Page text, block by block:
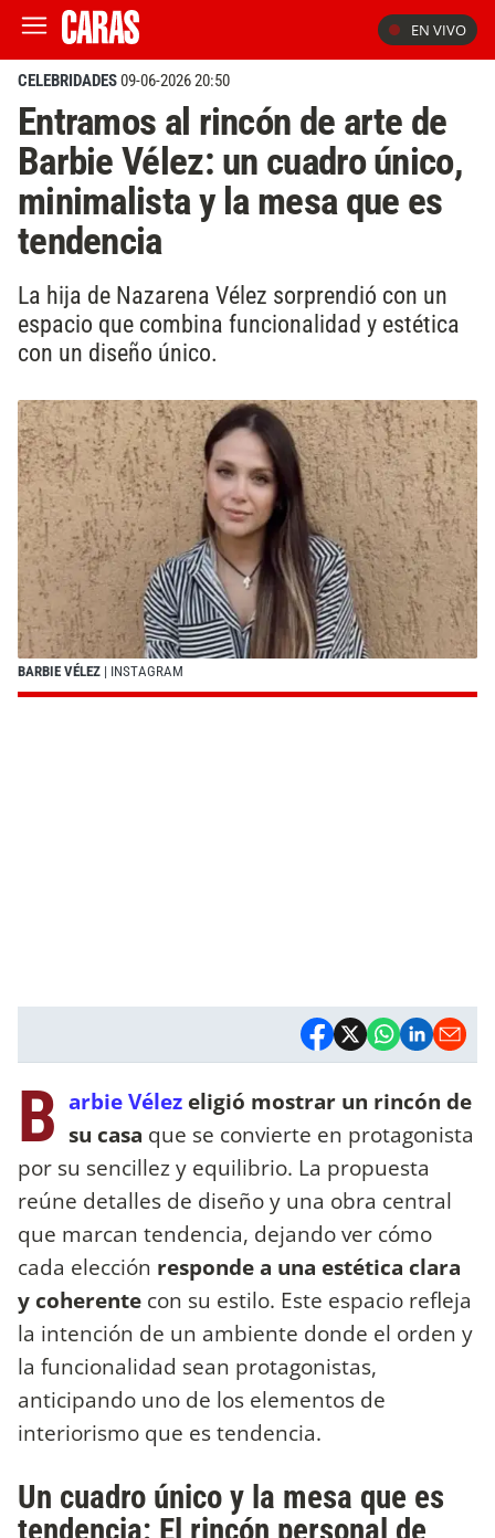
EN VIVO
CELEBRIDADES09-06-2026 20:50
Entramos al rincón de arte de
Barbie Vélez: un cuadro único,
minimalista y la mesa que es
tendencia
La hija de Nazarena Vélez sorprendió con un
espacio que combina funcionalidad y estética
con un diseño único.
BARBIE VÉLEZ | INSTAGRAM
B arbie Vélez eligió mostrar un rincón de
su casa que se convierte en protagonista
por su sencillez y equilibrio. La propuesta
reúne detalles de diseño y una obra central
que marcan tendencia, dejando ver cómo
cada elección responde a una estética clara
y coherente con su estilo. Este espacio refleja
la intención de un ambiente donde el orden y
la funcionalidad sean protagonistas,
anticipando uno de los elementos de
interiorismo que es tendencia.
Un cuadro único y la mesa que es